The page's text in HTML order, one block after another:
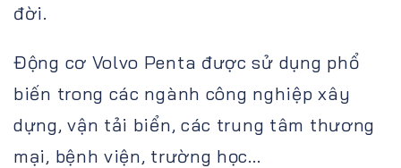
đời.
Động cơ Volvo Penta được sử dụng phổ
biến trong các ngành công nghiệp xây
dựng, vận tải biển, các trung tâm thương
mại, bệnh viện, trường học...